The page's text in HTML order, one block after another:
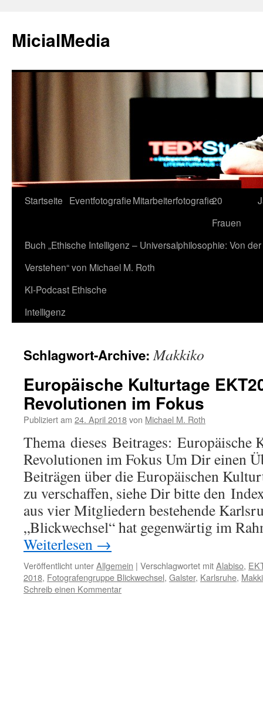
MicialMedia
Zum
springen
Startseite EventfotografieMitarbeiterfotografie20
Frauen
Buch „Ethische Intelligenz – Universalphilosophie: Von
Verstehen“ von Michael M. Roth
KI-Podcast Ethische
Intelligenz
Schlagwort-Archive:Makkiko
Europäische Kulturtage
Revolutionen im Fokus
Publiziert am 24. April 2018von Michael M. Roth
Thema dieses Beitrages: Europäische
Revolutionen im Fokus Um Dir einen
Beiträgen über die Europäischen
zu verschaffen, siehe Dir bitte den
aus vier Mitgliedern bestehende
„Blickwechsel“ hat gegenwärtig im
Weiterlesen →
Veröffentlicht unterAllgemein | Verschlagwortet mitAlabiso,
2018, Fotografengruppe Blickwechsel, Galster, Karlsruhe,
Schreib einen Kommentar